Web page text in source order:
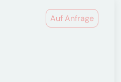
Auf Anfrage